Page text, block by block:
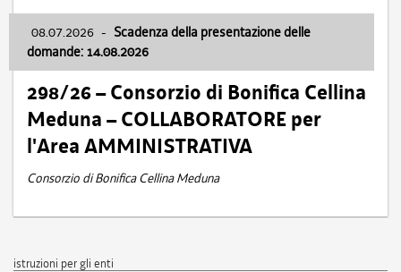
08.07.2026 - Scadenza della presentazione delle
domande: 14.08.2026
298/26 – Consorzio di Bonifica Cellina
Meduna – COLLABORATORE per
l'Area AMMINISTRATIVA
Consorzio di Bonifica Cellina Meduna
istruzioni per gli enti